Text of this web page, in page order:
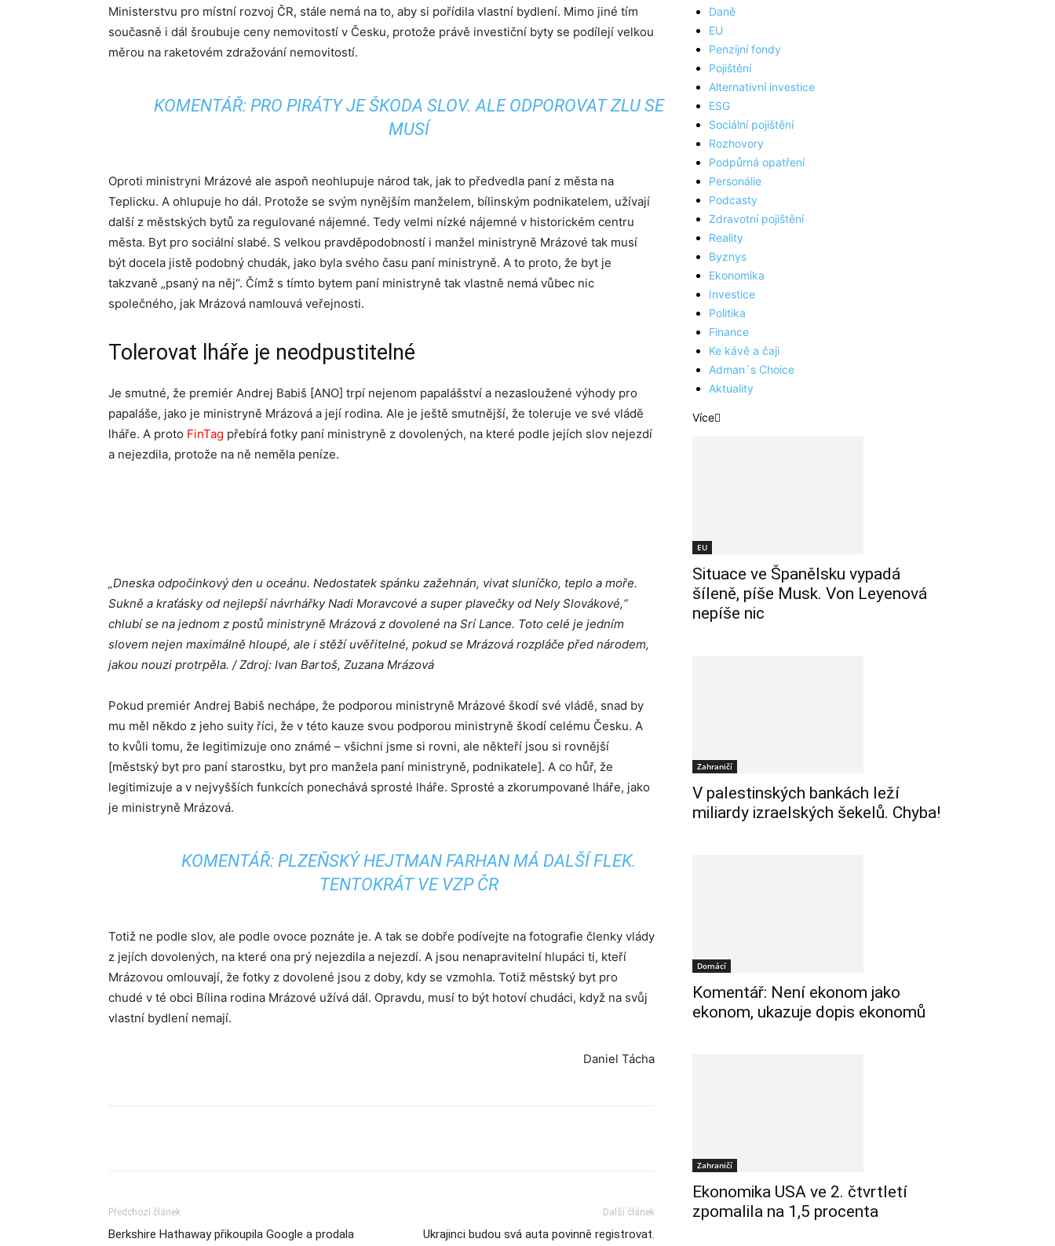
Ministerstvu pro místní rozvoj ČR, stále nemá na to, aby si pořídila vlastní bydlení. Mimo jiné tím
současně i dál šroubuje ceny nemovitostí v Česku, protože právě investiční byty se podílejí velkou
měrou na raketovém zdražování nemovitostí.
KOMENTÁŘ: PRO PIRÁTY JE ŠKODA SLOV. ALE ODPOROVAT ZLU SE
MUSÍ
Oproti ministryni Mrázové ale aspoň neohlupuje národ tak, jak to předvedla paní z města na
Teplicku. A ohlupuje ho dál. Protože se svým nynějším manželem, bílinským podnikatelem, užívají
další z městských bytů za regulované nájemné. Tedy velmi nízké nájemné v historickém centru
města. Byt pro sociální slabé. S velkou pravděpodobností i manžel ministryně Mrázové tak musí
být docela jistě podobný chudák, jako byla svého času paní ministryně. A to proto, že byt je
takzvaně „psaný na něj“. Čímž s tímto bytem paní ministryně tak vlastně nemá vůbec nic
společného, jak Mrázová namlouvá veřejnosti.
Tolerovat lháře je neodpustitelné
Je smutné, že premiér Andrej Babiš [ANO] trpí nejenom papalášství a nezasloužené výhody pro
papaláše, jako je ministryně Mrázová a její rodina. Ale je ještě smutnější, že toleruje ve své vládě
lháře. A proto FinTag přebírá fotky paní ministryně z dovolených, na které podle jejích slov nejezdí
a nejezdila, protože na ně neměla peníze.
„Dneska odpočinkový den u oceánu. Nedostatek spánku zažehnán, vivat sluníčko, teplo a moře.
Sukně a kraťásky od nejlepší návrhářky Nadi Moravcové a super plavečky od Nely Slovákové,“
chlubí se na jednom z postů ministryně Mrázová z dovolené na Srí Lance. Toto celé je jedním
slovem nejen maximálně hloupé, ale i stěží uvěřitelné, pokud se Mrázová rozpláče před národem,
jakou nouzi protrpěla. / Zdroj: Ivan Bartoš, Zuzana Mrázová
Pokud premiér Andrej Babiš nechápe, že podporou ministryně Mrázové škodí své vládě, snad by
mu měl někdo z jeho suity říci, že v této kauze svou podporou ministryně škodí celému Česku. A
to kvůli tomu, že legitimizuje ono známé – všichni jsme si rovni, ale někteří jsou si rovnější
[městský byt pro paní starostku, byt pro manžela paní ministryně, podnikatele]. A co hůř, že
legitimizuje a v nejvyšších funkcích ponechává sprosté lháře. Sprosté a zkorumpované lháře, jako
je ministryně Mrázová.
KOMENTÁŘ: PLZEŇSKÝ HEJTMAN FARHAN MÁ DALŠÍ FLEK.
TENTOKRÁT VE VZP ČR
Totiž ne podle slov, ale podle ovoce poznáte je. A tak se dobře podívejte na fotografie členky vlády
z jejích dovolených, na které ona prý nejezdila a nejezdí. A jsou nenapravitelní hlupáci ti, kteří
Mrázovou omlouvají, že fotky z dovolené jsou z doby, kdy se vzmohla. Totiž městský byt pro
chudé v té obci Bílina rodina Mrázové užívá dál. Opravdu, musí to být hotoví chudáci, když na svůj
vlastní bydlení nemají.
Daniel Tácha
Předchozí článek
Berkshire Hathaway přikoupila Google a prodala
Další článek
Ukrajinci budou svá auta povinně registrovat.
Daně
EU
Penzijní fondy
Pojištění
Alternativní investice
ESG
Sociální pojištění
Rozhovory
Podpůrná opatření
Personálie
Podcasty
Zdravotní pojištění
Reality
Byznys
Ekonomika
Investice
Politika
Finance
Ke kávě a čaji
Adman´s Choice
Aktuality
Více
EU
Situace ve Španělsku vypadá
šíleně, píše Musk. Von Leyenová
nepíše nic
Zahraničí
V palestinských bankách leží
miliardy izraelských šekelů. Chyba!
Domácí
Komentář: Není ekonom jako
ekonom, ukazuje dopis ekonomů
Zahraničí
Ekonomika USA ve 2. čtvrtletí
zpomalila na 1,5 procenta